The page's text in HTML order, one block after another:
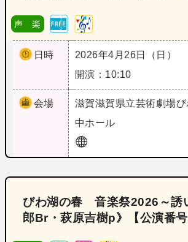
声 楽
日時
2026年4月26日（日）
開演：10:10
会場 滋賀滋賀県立芸術劇場び
中ホール
びわ湖の春 音楽祭2026～誘
郎Br・萩原吉樹p》【公演番号